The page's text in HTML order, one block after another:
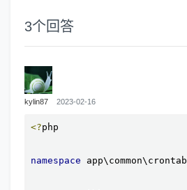
3个回答
kylin87 2023-02-16
<?php
namespace app\common\crontab